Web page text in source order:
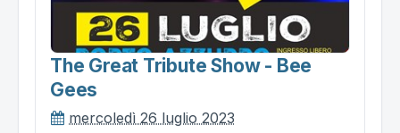
The Great Tribute Show - Bee
Gees
mercoledì 26 luglio 2023